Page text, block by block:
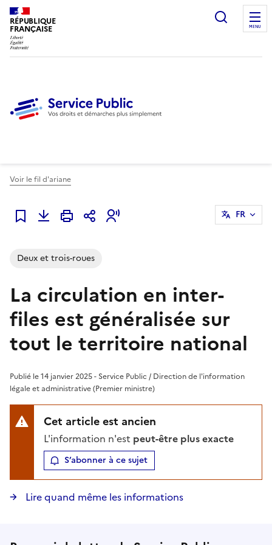
RÉPUBLIQUE
FRANÇAISE
Ouvrir
MENU
Voir le fil d'ariane
Ajouter à mes alertes
FR
Deux et trois-roues
La circulation en inter-
files est généralisée sur
tout le territoire national
Publié le 14 janvier 2025 - Service Public / Direction de l'information
légale et administrative (Premier ministre)
Cet article est ancien
L'information n'est peut-être plus exacte
S’abonner à ce sujet
Lire quand même les informations